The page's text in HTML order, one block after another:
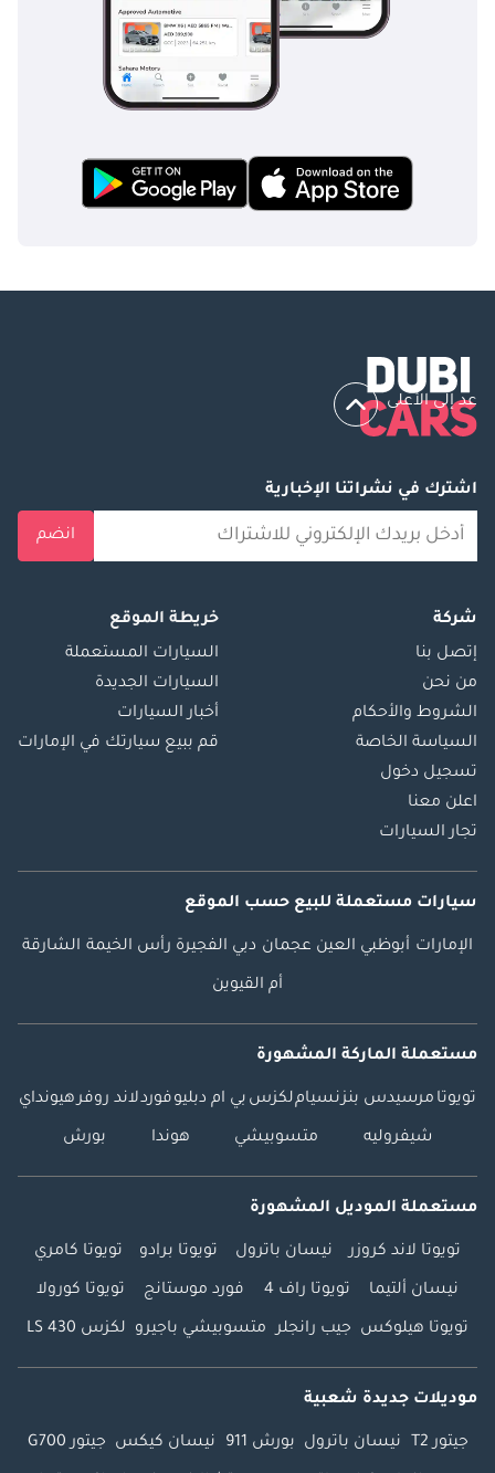
عد إلى الأعلى
اشترك في نشراتنا الإخبارية
انضم
شركة
إتصل بنا
من نحن
الشروط والأحكام
السياسة الخاصة
تسجيل دخول
اعلن معنا
تجار السيارات
خريطة الموقع
السيارات المستعملة
السيارات الجديدة
أخبار السيارات
قم ببيع سيارتك في الإمارات
سيارات مستعملة للبيع حسب الموقع
الإمارات أبوظبي العين عجمان دبي الفجيرة رأس الخيمة الشارقة
أم القيوين
مستعملة الماركة المشهورة
تويوتا مرسيدس بنزنسياملكزس بي ام دبليوفوردلاند روفرهيونداي
شيفروليه متسوبيشي هوندا بورش
مستعملة الموديل المشهورة
تويوتا لاند كروزر نيسان باترول تويوتا برادو تويوتا كامري
نيسان ألتيما تويوتا راف 4 فورد موستانج تويوتا كورولا
تويوتا هيلوكس جيب رانجلر متسوبيشي باجيرو لكزس LS 430
موديلات جديدة شعبية
جيتور T2 نيسان باترول بورش 911 نيسان كيكس جيتور G700